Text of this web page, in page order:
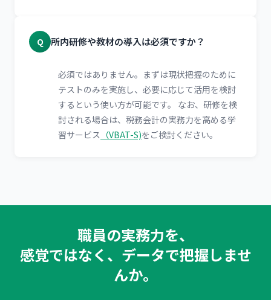
Q 所内研修や教材の導入は必須ですか？
必須ではありません。まずは現状把握のために
テストのみを実施し、必要に応じて活用を検討
するという使い方が可能です。 なお、研修を検
討される場合は、税務会計の実務力を高める学
習サービス （VBAT-S)をご検討ください。
職員の実務力を、
感覚ではなく、データで把握しませ
んか。